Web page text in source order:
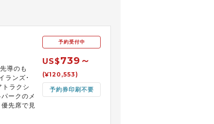
導のも
ランズ･
トラクシ
ークのメ
先席で見
予約受付中
US$739～
(¥120,553)
予約券印刷不要